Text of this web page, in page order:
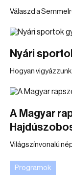
Válaszd a
Nyári
Hogyan
A Magyar
Világszínvonalú
Programok